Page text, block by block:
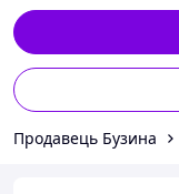
Продавець Бузина